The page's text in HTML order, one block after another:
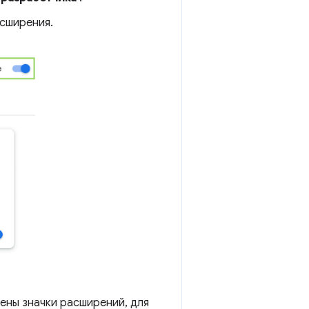
значки расширений, для